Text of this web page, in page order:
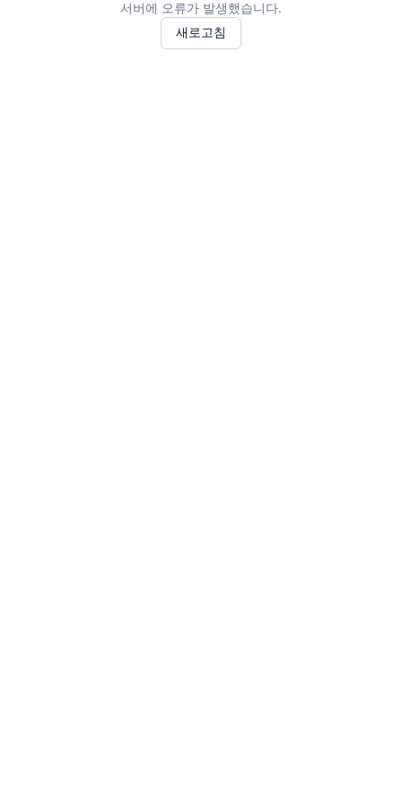
서버에 오류가 발생했습니다.
새로고침